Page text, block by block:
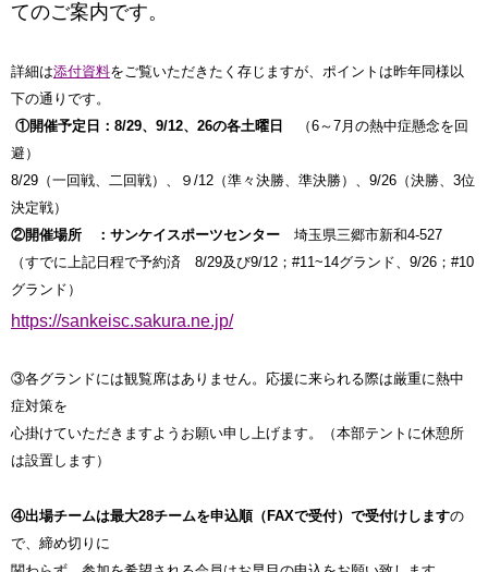
てのご案内です。
詳細は添付資料をご覧いただきたく存じますが、ポイントは昨年同様以
下の通りです。
①開催予定日：8/29、9/12、26の各土曜日
（6～7月の熱中症懸念を回
避）
8/29（一回戦、二回戦）、９/12（準々決勝、準決勝）、9/26（決勝、3位
決定戦）
②開催場所 ：サンケイスポーツセンター 埼玉県三郷市新和4-527
（すでに上記日程で予約済 8/29及び9/12；#11~14グランド、9/26；#10
グランド）
https://sankeisc.sakura.ne.jp/
③各グランドには観覧席はありません。応援に来られる際は厳重に熱中
症対策を
心掛けていただきますようお願い申し上げます。（本部テントに休憩所
は設置します）
④出場チームは最大28チームを申込順（FAXで受付）で受付けしますの
で、締め切りに